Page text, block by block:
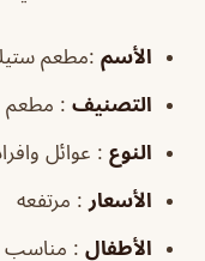
الأسم :مطعم
التصنيف : مطعم
النوع : عوائل
الأسعار : مرتفعه
الأطفال : مناسب